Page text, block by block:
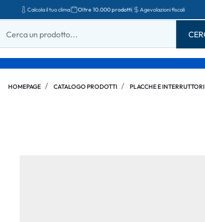
Calcola il tuo clima Oltre 10.000 prodotti Agevolazioni fiscali
HOMEPAGE CATALOGO PRODOTTI PLACCHE E INTERRUTTORI